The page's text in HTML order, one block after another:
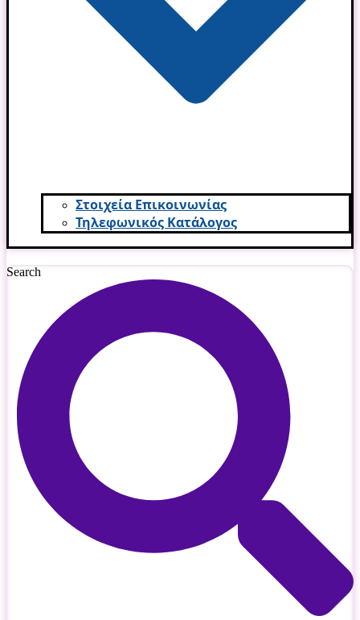
Στοιχεία Επικοινωνίας
Τηλεφωνικός Κατάλογος
Search